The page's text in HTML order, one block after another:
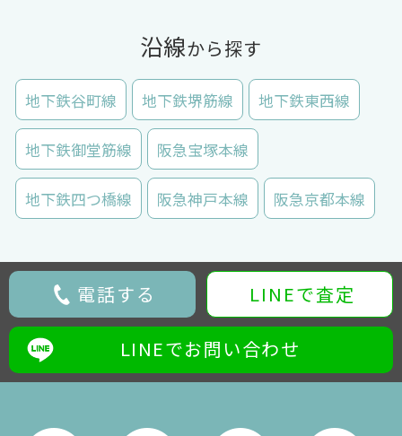
沿線から探す
地下鉄谷町線 地下鉄堺筋線 地下鉄東西線
地下鉄御堂筋線 阪急宝塚本線
地下鉄四つ橋線 阪急神戸本線 阪急京都本線
電話する LINEで査定
LINEでお問い合わせ